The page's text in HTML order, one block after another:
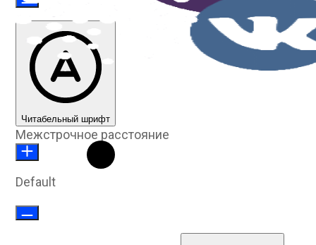
Читабельный шрифт
Межстрочное расстояние
Default